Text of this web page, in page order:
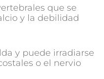
que se
y la debilidad
y puede irradiarse
o el nervio